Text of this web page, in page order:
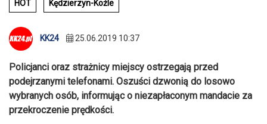
HOT Kędzierzyn-Koźle
KK24 25.06.2019 10:37
Policjanci oraz strażnicy miejscy ostrzegają przed
podejrzanymi telefonami. Oszuści dzwonią do losowo
wybranych osób, informując o niezapłaconym mandacie za
przekroczenie prędkości.